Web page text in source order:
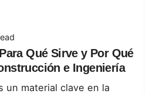
Qué Sirve y Por Qué
e Ingeniería
un material clave en la